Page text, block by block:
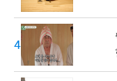
40대